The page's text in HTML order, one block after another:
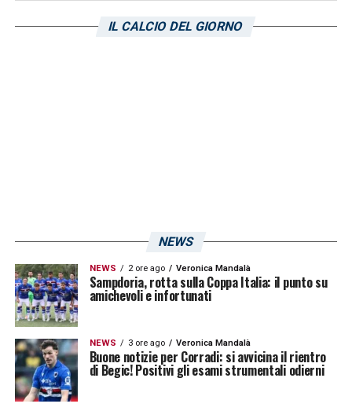
IL CALCIO DEL GIORNO
NEWS
NEWS 2 ore ago Veronica Mandalà
Sampdoria, rotta sulla Coppa Italia: il punto su
amichevoli e infortunati
NEWS 3 ore ago Veronica Mandalà
Buone notizie per Corradi: si avvicina il rientro
di Begic! Positivi gli esami strumentali odierni